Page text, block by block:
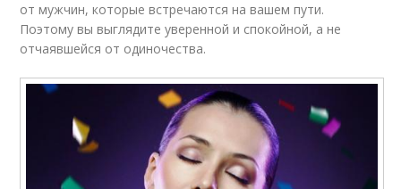
от мужчин, которые встречаются на вашем пути.
Поэтому вы выглядите уверенной и спокойной, а не
отчаявшейся от одиночества.